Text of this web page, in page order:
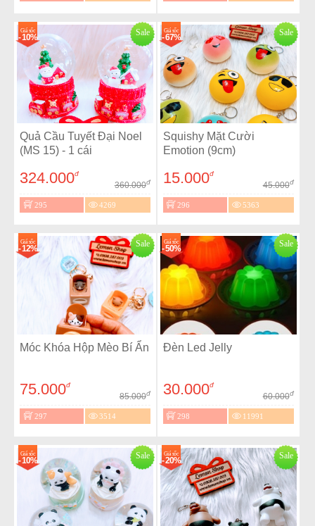
Sale
Giá sốc
- 10%
Quả Cầu Tuyết Đại Noel
(MS 15) - 1 cái
324.000đ
360.000đ
295 4269
Sale
Giá sốc
- 67%
Squishy Mặt Cười
Emotion (9cm)
15.000đ
45.000đ
296 5363
Sale
Giá sốc
- 12%
Móc Khóa Hộp Mèo Bí Ẩn
75.000đ
85.000đ
297 3514
Sale
Giá sốc
- 50%
Đèn Led Jelly
30.000đ
60.000đ
298 11991
Sale
Giá sốc
- 10% Sale
Giá sốc
- 20%